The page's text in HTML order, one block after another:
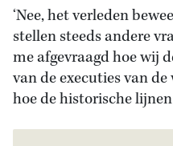
‘Nee, het verleden
stellen steeds andere
me afgevraagd hoe wij
van de executies van
hoe de historische